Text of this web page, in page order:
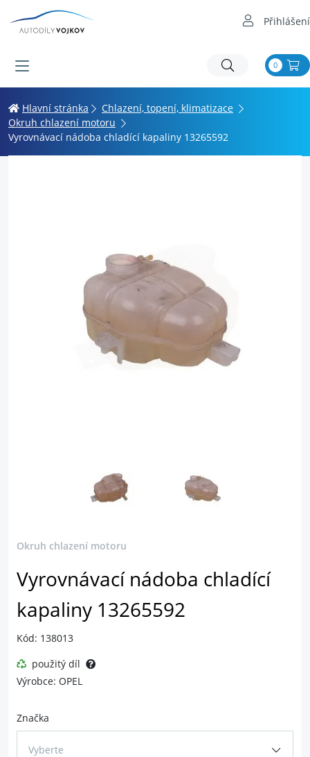
Přihlášení
0
Hlavní stránka
Chlazení, topení, klimatizace
Okruh chlazení motoru
Vyrovnávací nádoba chladící kapaliny 13265592
Okruh chlazení motoru
Vyrovnávací nádoba chladící
kapaliny 13265592
Kód: 138013
použitý díl
Výrobce: OPEL
Značka
Vyberte